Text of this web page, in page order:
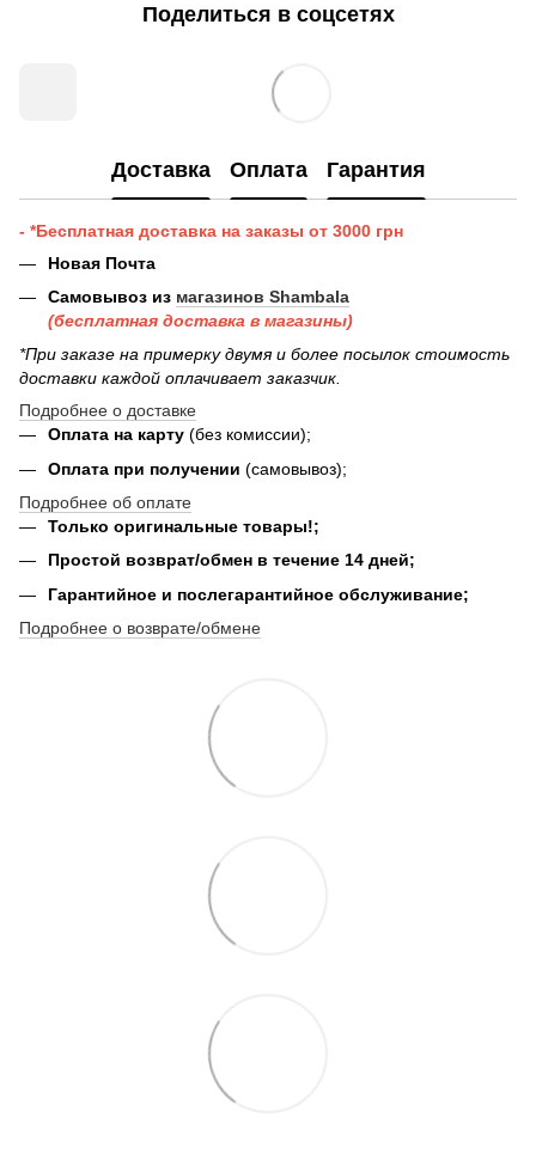
Поделиться в соцсетях
Доставка Оплата Гарантия
- *Бесплатная доставка на заказы от 3000 грн
Новая Почта
Самовывоз из магазинов Shambala
(бесплатная доставка в магазины)
*При заказе на примерку двумя и более посылок стоимость
доставки каждой оплачивает заказчик.
Подробнее о доставке
Оплата на карту (без комиссии);
Оплата при получении (самовывоз);
Подробнее об оплате
Только оригинальные товары!;
Простой возврат/обмен в течение 14 дней;
Гарантийное и послегарантийное обслуживание;
Подробнее о возврате/обмене